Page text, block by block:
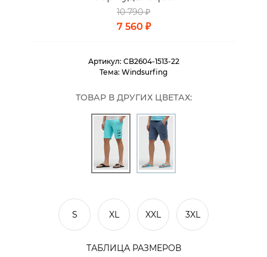
10 790 ₽
7 560 ₽
Артикул: CB2604-1513-22
Тема: Windsurfing
ТОВАР В ДРУГИХ ЦВЕТАХ:
S XL XXL 3XL
ТАБЛИЦА РАЗМЕРОВ